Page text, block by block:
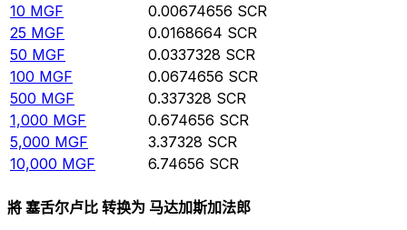
10 MGF 0.00674656 SCR
25 MGF 0.0168664 SCR
50 MGF 0.0337328 SCR
100 MGF 0.0674656 SCR
500 MGF 0.337328 SCR
1,000 MGF 0.674656 SCR
5,000 MGF 3.37328 SCR
10,000 MGF 6.74656 SCR
將 塞舌尔卢比 转换为 马达加斯加法郎